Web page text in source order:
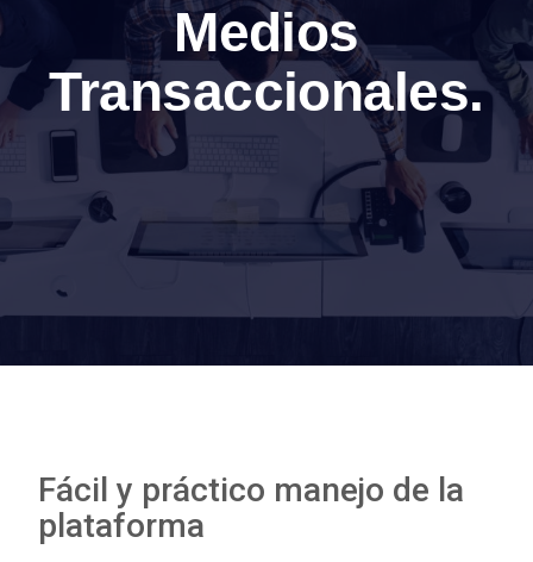
Medios
Transaccionales.
Fácil y práctico manejo de la
plataforma